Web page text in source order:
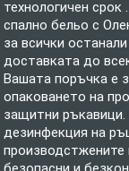
технологичен
спално бельо с
за всички
доставката до
Вашата поръчка е
опаковането на
защитни
дезинфекция на